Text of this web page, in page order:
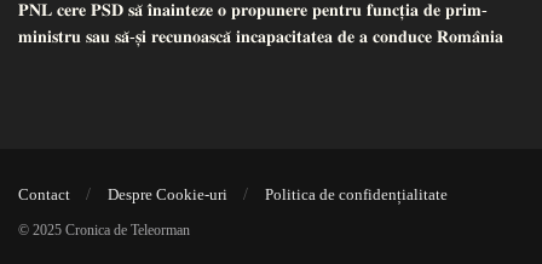
𝐏𝐍𝐋 𝐜𝐞𝐫𝐞 𝐏𝐒𝐃 𝐬𝐚̆ 𝐢̂𝐧𝐚𝐢𝐧𝐭𝐞𝐳𝐞 𝐨 𝐩𝐫𝐨𝐩𝐮𝐧𝐞𝐫𝐞 𝐩𝐞𝐧𝐭𝐫𝐮 𝐟𝐮𝐧𝐜𝐭̦𝐢𝐚 𝐝𝐞 𝐩𝐫𝐢𝐦-
𝐦𝐢𝐧𝐢𝐬𝐭𝐫𝐮 𝐬𝐚𝐮 𝐬𝐚̆-𝐬̦𝐢 𝐫𝐞𝐜𝐮𝐧𝐨𝐚𝐬𝐜𝐚̆ 𝐢𝐧𝐜𝐚𝐩𝐚𝐜𝐢𝐭𝐚𝐭𝐞𝐚 𝐝𝐞 𝐚 𝐜𝐨𝐧𝐝𝐮𝐜𝐞 𝐑𝐨𝐦𝐚̂𝐧𝐢𝐚
Contact Despre Cookie-uri Politica de confidențialitate
© 2025 Cronica de Teleorman